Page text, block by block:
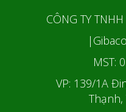
CÔNG TY
MST:
VP: 139/1A
Thạnh,